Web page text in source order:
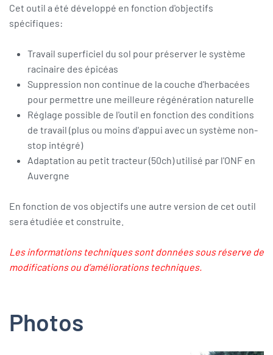
Cet outil a été développé en fonction d'objectifs
spécifiques:
Travail superficiel du sol pour préserver le système
racinaire des épicéas
Suppression non continue de la couche d'herbacées
pour permettre une meilleure régénération naturelle
Réglage possible de l'outil en fonction des conditions
de travail (plus ou moins d'appui avec un système non-
stop intégré)
Adaptation au petit tracteur (50ch) utilisé par l'ONF en
Auvergne
En fonction de vos objectifs une autre version de cet outil
sera étudiée et construite.
Les informations techniques sont données sous réserve de
modifications ou d’améliorations techniques.
Photos